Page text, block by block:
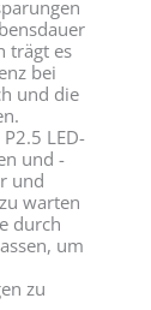
trägt es
bei
und die
LED-
und -
und
warten
durch
um
zu